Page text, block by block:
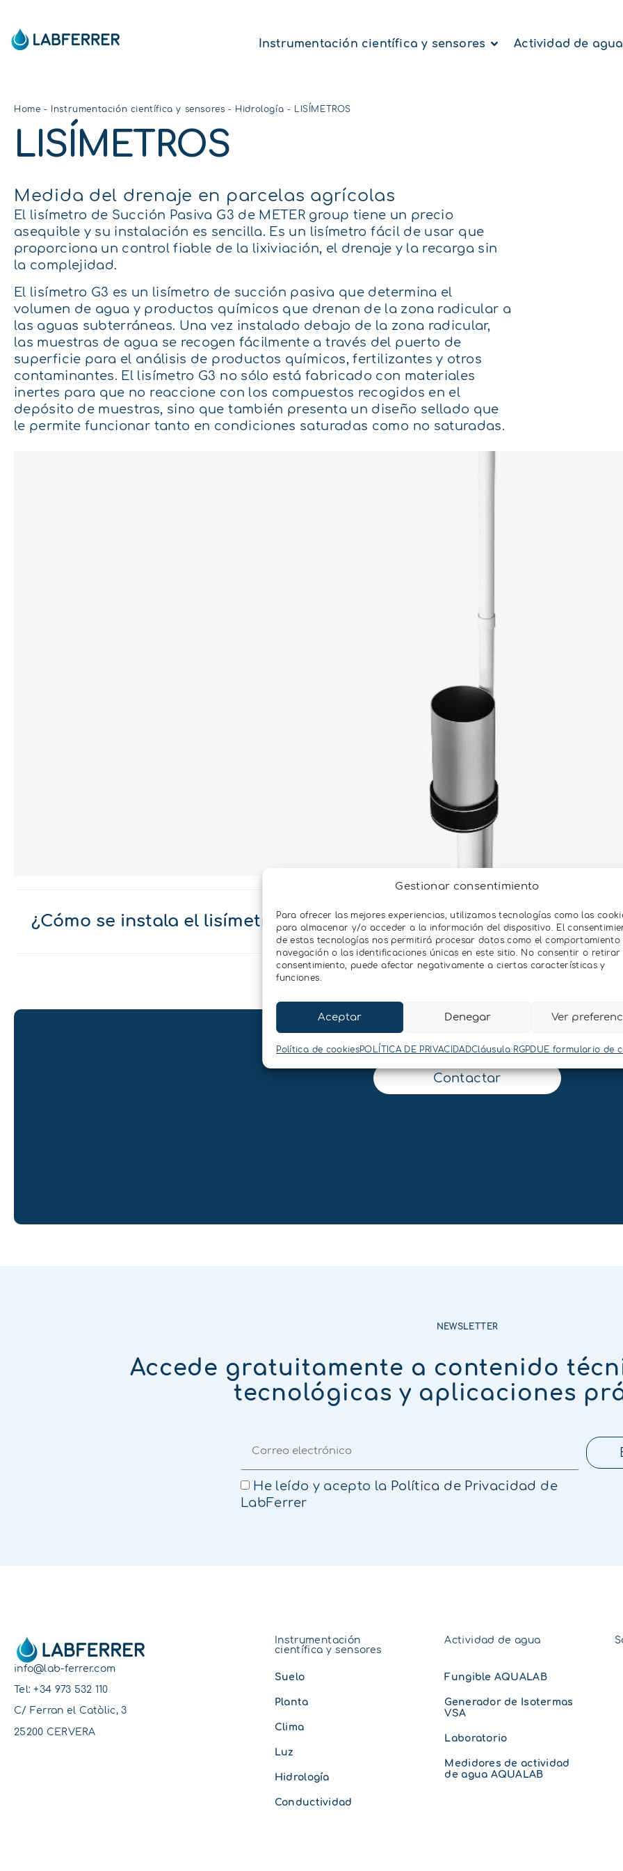
Gestionar consentimiento
Para ofrecer las mejores experiencias, utilizamos tecnologías como las
para almacenar y/o acceder a la información del dispositivo. El
de estas tecnologías nos permitirá procesar datos como el comportamiento
navegación o las identificaciones únicas en este sitio. No consentir o retirar
consentimiento, puede afectar negativamente a ciertas características y
funciones.
Aceptar Denegar Ver
Política de cookiesPOLÍTICA DE PRIVACIDADCláusula RGPDUE formulario de
Instrumentación científica y sensores Actividad de agua
Home - Instrumentación científica y sensores - Hidrología - LISÍMETROS
LISÍMETROS
Medida del drenaje en parcelas agrícolas
El lisímetro de Succión Pasiva G3 de METER group tiene un precio
asequible y su instalación es sencilla. Es un lisímetro fácil de usar que
proporciona un control fiable de la lixiviación, el drenaje y la recarga sin
la complejidad.
El lisímetro G3 es un lisímetro de succión pasiva que determina el
volumen de agua y productos químicos que drenan de la zona radicular a
las aguas subterráneas. Una vez instalado debajo de la zona radicular,
las muestras de agua se recogen fácilmente a través del puerto de
superficie para el análisis de productos químicos, fertilizantes y otros
contaminantes. El lisímetro G3 no sólo está fabricado con materiales
inertes para que no reaccione con los compuestos recogidos en el
depósito de muestras, sino que también presenta un diseño sellado que
le permite funcionar tanto en condiciones saturadas como no saturadas.
¿Cómo se instala el lisímetro G3?
Contacta con nosotros
Contactar
NEWSLETTER
Accede gratuitamente a contenido
tecnológicas y aplicaciones
He leído y acepto la Política de Privacidad de
LabFerrer
info@lab-ferrer.com
Tel:+34 973 532 110
C/ Ferran el Catòlic, 3
25200 CERVERA
Instrumentación
científica y sensores
Suelo
Planta
Clima
Luz
Hidrología
Conductividad
Actividad de agua
Fungible AQUALAB
Generador de Isotermas
VSA
Laboratorio
Medidores de actividad
de agua AQUALAB